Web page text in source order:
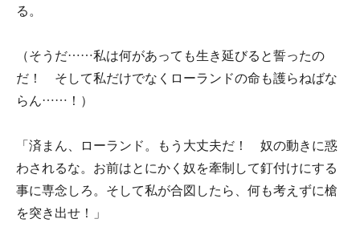
る。
（そうだ……私は何があっても生き延びると誓ったの
だ！ そして私だけでなくローランドの命も護らねばな
らん……！）
「済まん、ローランド。もう大丈夫だ！ 奴の動きに惑
わされるな。お前はとにかく奴を牽制して釘付けにする
事に専念しろ。そして私が合図したら、何も考えずに槍
を突き出せ！」